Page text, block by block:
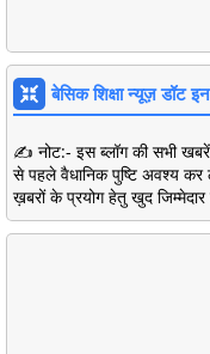
बेसिक शिक्षा न्यूज़ डॉट
✍️ नोट:- इस ब्लॉग की सभी
से पहले वैधानिक पुष्टि अवश्य कर
ख़बरों के प्रयोग हेतु खुद जिम्मेदार